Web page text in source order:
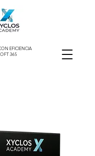
EFICIENCIA
365